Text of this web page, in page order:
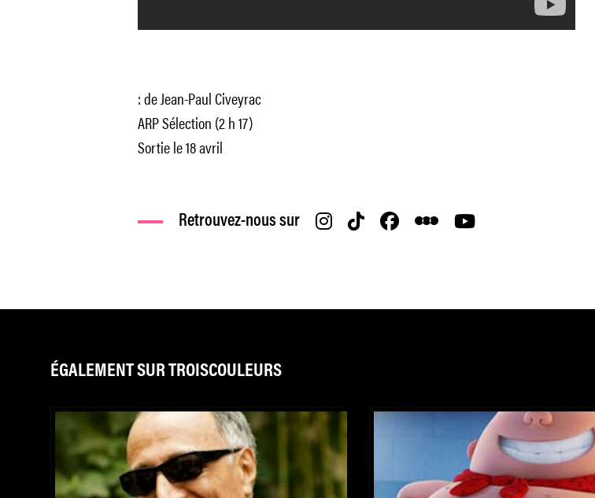
: de Jean-Paul Civeyrac
ARP Sélection (2 h 17)
Sortie le 18 avril
Retrouvez-nous sur
ÉGALEMENT SUR TROISCOULEURS